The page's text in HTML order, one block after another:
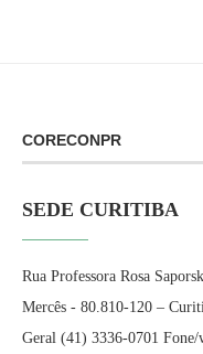
CORECONPR
SEDE CURITIBA
Rua Professora Rosa
Mercês - 80.810-120 –
Geral (41) 3336-0701 Fone/